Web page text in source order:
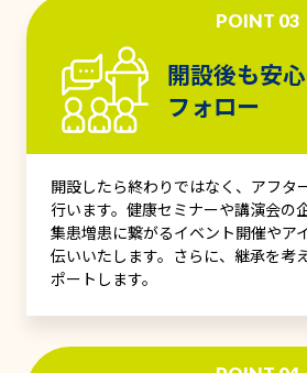
POINT 03
開設後も安
フォロー
開設したら終わりではなく、アフタ
行います。健康セミナーや講演会の
集患増患に繋がるイベント開催やア
伝いいたします。さらに、継承を考
ポートします。